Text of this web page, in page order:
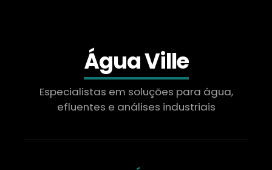
Água Ville
Especialistas em soluções para água,
efluentes e análises industriais